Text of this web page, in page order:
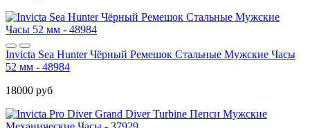
Invicta Sea Hunter Чёрный Ремешок Стальные Мужские Часы
52 мм - 48984
18000 руб